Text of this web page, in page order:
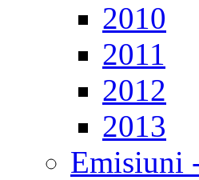
2010
2011
2012
2013
Emisiuni